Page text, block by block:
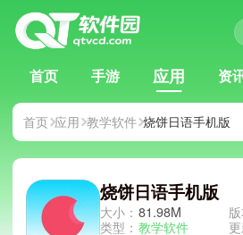
首页 手游 应用 资
首页 应用 教学软件 烧饼日语手机版
烧饼日语手机版
大小： 81.98M
类型： 教学软件
版
更